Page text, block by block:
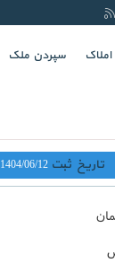
سپردن ملک
تاریخ ثبت 1404/06/12